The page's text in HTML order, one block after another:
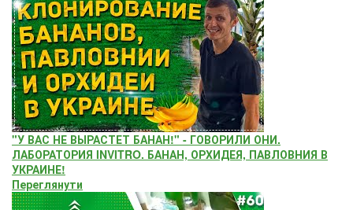
"У ВАС НЕ ВЫРАСТЕТ БАНАН!" - ГОВОРИЛИ ОНИ.
ЛАБОРАТОРИЯ INVITRO. БАНАН, ОРХИДЕЯ, ПАВЛОВНИЯ В
УКРАИНЕ!
Переглянути